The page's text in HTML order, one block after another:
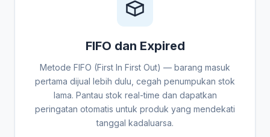
FIFO dan Expired
Metode FIFO (First In First Out) — barang masuk
pertama dijual lebih dulu, cegah penumpukan stok
lama. Pantau stok real-time dan dapatkan
peringatan otomatis untuk produk yang mendekati
tanggal kadaluarsa.